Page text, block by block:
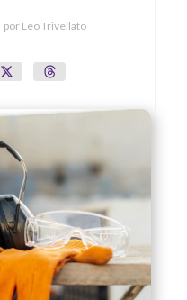
por Leo Trivellato